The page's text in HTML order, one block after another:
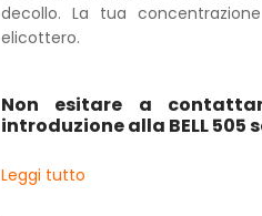
decollo. La tua
elicottero.
Non esitare a
introduzione alla BELL
Leggi tutto